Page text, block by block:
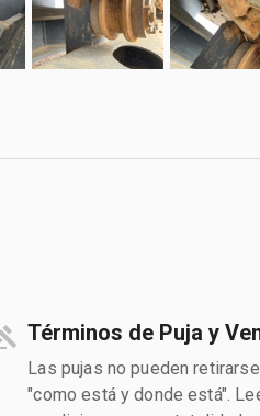
Términos de Puja y
Las pujas no pueden
"como está y donde está".